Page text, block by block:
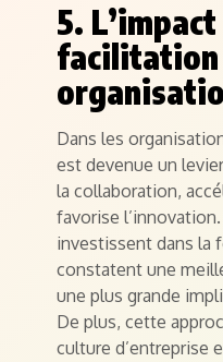
5.
facilitation
Dans les
est devenue un
la collaboration,
favorise
investissent dans la
constatent une
une plus grande
De plus, cette
culture d’entreprise